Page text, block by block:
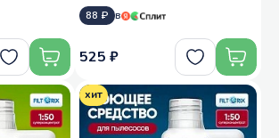
88 ₽ в
525 ₽
хит